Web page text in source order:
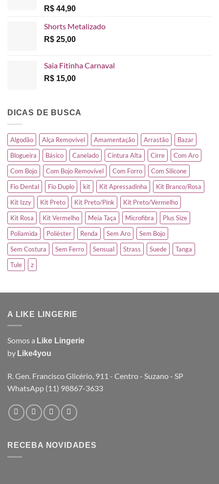
R$ 44,90
Shorts Metalizado
R$ 25,00
Saia Fitinha Carnaval
R$ 15,00
DICAS DE BUSCA
Algodão Alça Removível Amamentação Arrastão
Bazar
Blogueira
Básico Canelado Cintura Alta Cirre
Com Aro
Com Bojo
Com Bojo Removível Com Forro
Com Silicone
Fio Dental
Fio Duplo kit Kit Apressadinha
Kit Branco/Rosa
Kit Izzy
Kit Preto Kit Preto/Pink
Kit Preto/Vermelho
Kit Rosa
Kit Vermelho Meia Taça Microfibra
Plus Size
Poliamida
Poliéster Renda Sem Aro
Sem Bojo
Sem Costura
Sem Ferro Sensual Strass Suede
Tanga
Tule
z
A LIKE LINGERIE
Somos a Like Lingerie
by Like4you
R. Gen. Francisco Glicério, 911 - Centro - Suzano - SP
WhatsApp (11) 98867-3633
RECEBA NOVIDADES